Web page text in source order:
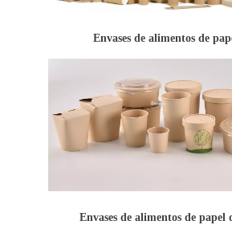
Envases de alimentos de
Envases de alimentos de papel